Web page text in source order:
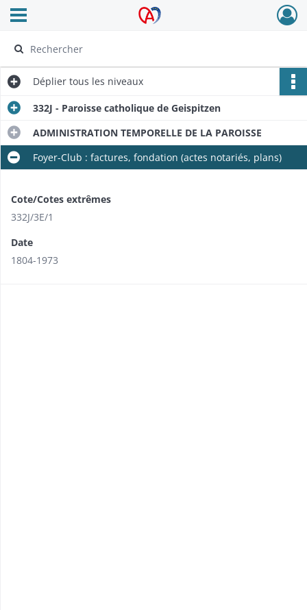
Archives Alsace - Colmar
Ouvrir le menu déroulant
Déplier tous les niveaux
332J - Paroisse catholique de Geispitzen
ADMINISTRATION TEMPORELLE DE LA PAROISSE
Foyer-Club : factures, fondation (actes notariés, plans)
Cote/Cotes extrêmes
332J/​3E/1
Date
1804-1973